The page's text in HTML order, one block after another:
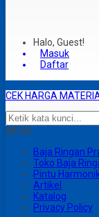
Halo, Guest!
Masuk
Daftar
CEK HARGA
MENU
Baja Ringan
Toko Baja
Pintu
Artikel
Katalog
Privacy Policy